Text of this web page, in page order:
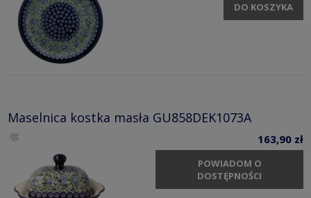
DO KOSZYKA
Maselnica kostka masła GU858DEK1073A
163,90 zł
POWIADOM O
DOSTĘPNOŚCI